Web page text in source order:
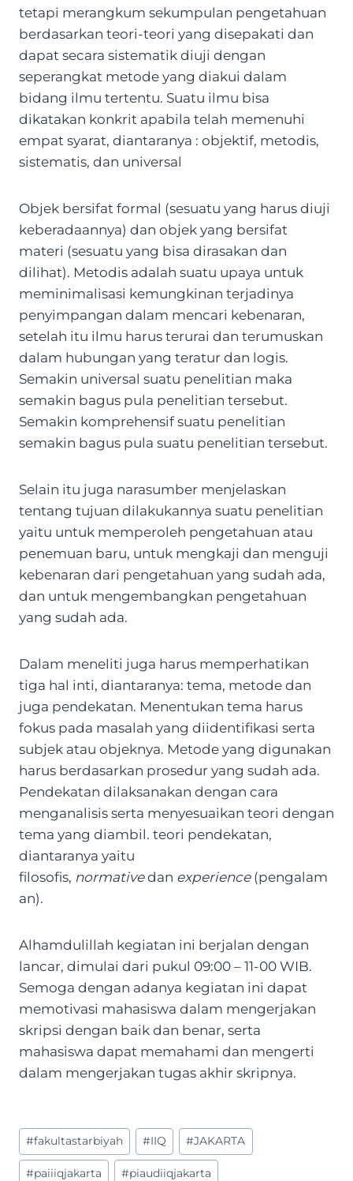
tetapi merangkum sekumpulan pengetahuan
berdasarkan teori-teori yang disepakati dan
dapat secara sistematik diuji dengan
seperangkat metode yang diakui dalam
bidang ilmu tertentu. Suatu ilmu bisa
dikatakan konkrit apabila telah memenuhi
empat syarat, diantaranya : objektif, metodis,
sistematis, dan universal
Objek bersifat formal (sesuatu yang harus diuji
keberadaannya) dan objek yang bersifat
materi (sesuatu yang bisa dirasakan dan
dilihat). Metodis adalah suatu upaya untuk
meminimalisasi kemungkinan terjadinya
penyimpangan dalam mencari kebenaran,
setelah itu ilmu harus terurai dan terumuskan
dalam hubungan yang teratur dan logis.
Semakin universal suatu penelitian maka
semakin bagus pula penelitian tersebut.
Semakin komprehensif suatu penelitian
semakin bagus pula suatu penelitian tersebut.
Selain itu juga narasumber menjelaskan
tentang tujuan dilakukannya suatu penelitian
yaitu untuk memperoleh pengetahuan atau
penemuan baru, untuk mengkaji dan menguji
kebenaran dari pengetahuan yang sudah ada,
dan untuk mengembangkan pengetahuan
yang sudah ada.
Dalam meneliti juga harus memperhatikan
tiga hal inti, diantaranya: tema, metode dan
juga pendekatan. Menentukan tema harus
fokus pada masalah yang diidentifikasi serta
subjek atau objeknya. Metode yang digunakan
harus berdasarkan prosedur yang sudah ada.
Pendekatan dilaksanakan dengan cara
menganalisis serta menyesuaikan teori dengan
tema yang diambil. teori pendekatan,
diantaranya yaitu
filosofis, normativedan experience(pengalam
an).
Alhamdulillah kegiatan ini berjalan dengan
lancar, dimulai dari pukul 09:00 – 11-00 WIB.
Semoga dengan adanya kegiatan ini dapat
memotivasi mahasiswa dalam mengerjakan
skripsi dengan baik dan benar, serta
mahasiswa dapat memahami dan mengerti
dalam mengerjakan tugas akhir skripnya.
Post
Tags:
#fakultastarbiyah #IIQ #JAKARTA
#paiiiqjakarta #piaudiiqjakarta